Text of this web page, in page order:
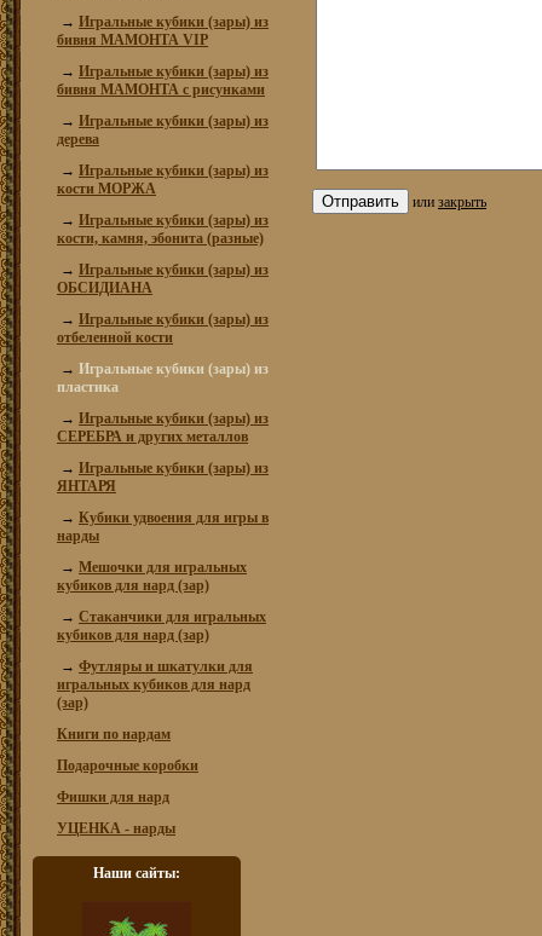
→ Игральные кубики (зары) из
бивня МАМОНТА VIP
→ Игральные кубики (зары) из
бивня МАМОНТА с рисунками
→ Игральные кубики (зары) из
дерева
→ Игральные кубики (зары) из
кости МОРЖА
→ Игральные кубики (зары) из
кости, камня, эбонита (разные)
→ Игральные кубики (зары) из
ОБСИДИАНА
→ Игральные кубики (зары) из
отбеленной кости
→ Игральные кубики (зары) из
пластика
→ Игральные кубики (зары) из
СЕРЕБРА и других металлов
→ Игральные кубики (зары) из
ЯНТАРЯ
→ Кубики удвоения для игры в
нарды
→ Мешочки для игральных
кубиков для нард (зар)
→ Стаканчики для игральных
кубиков для нард (зар)
→ Футляры и шкатулки для
игральных кубиков для нард
(зар)
Книги по нардам
Подарочные коробки
Фишки для нард
УЦЕНКА - нарды
Наши сайты:
или закрыть